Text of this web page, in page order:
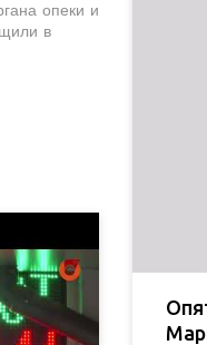
опеки и
в